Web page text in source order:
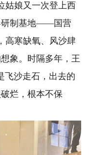
娘又一次登上西
研制基地——国营
高寒缺氧、风沙肆
象。时隔多年，王
飞沙走石，出去的
烂，根本不保